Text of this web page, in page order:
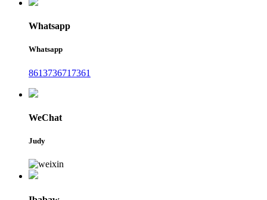
Whatsapp
Whatsapp
8613736717361
WeChat
Judy